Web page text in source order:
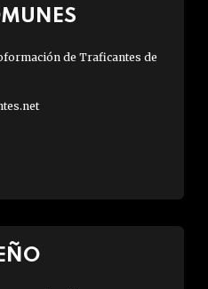
de Traficantes de